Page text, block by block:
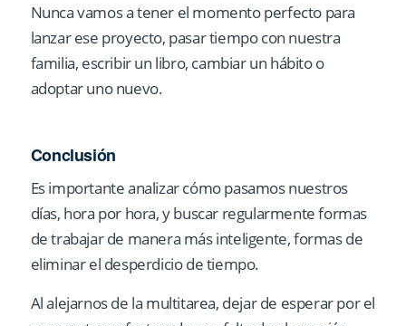
Nunca vamos a tener el momento perfecto para
lanzar ese proyecto, pasar tiempo con nuestra
familia, escribir un libro, cambiar un hábito o
adoptar uno nuevo.
Conclusión
Es importante analizar cómo pasamos nuestros
días, hora por hora, y buscar regularmente formas
de trabajar de manera más inteligente, formas de
eliminar el desperdicio de tiempo.
Al alejarnos de la multitarea, dejar de esperar por el